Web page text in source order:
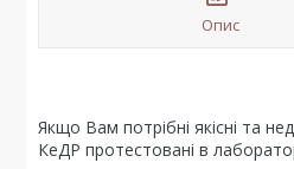
Опис
Якщо Вам потрібні якісні та
КеДР протестовані в